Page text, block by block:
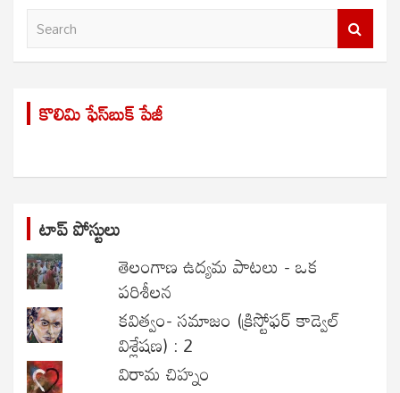
a
r
c కొలిమి ఫేస్‌బుక్ పేజీ
టాప్ పోస్టులు
తెలంగాణ ఉద్యమ పాటలు - ఒక
పరిశీలన
కవిత్వం- సమాజం (క్రిస్టోఫర్ కాడ్వెల్
విశ్లేషణ) : 2
విరామ చిహ్నం